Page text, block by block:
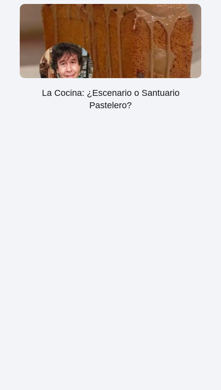
La Cocina: ¿Escenario o Santuario
Pastelero?